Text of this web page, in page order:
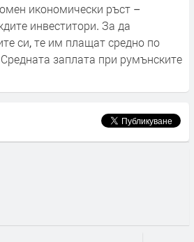
икономически ръст –
инвеститори. За да
си, те им плащат средно по
заплата при румънските